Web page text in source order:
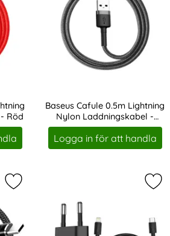
Röd
Baseus Cafule 0.5m Lightning
Nylon Laddningskabel -
Svart/Grå
Art. nr 19375
Logga in för att handla
Markera proda 20W 1m PD QC